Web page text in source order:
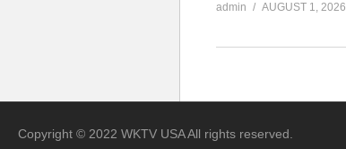
admin AUGUST 1, 2026
Copyright © 2022 WKTV USA All rights reserved.